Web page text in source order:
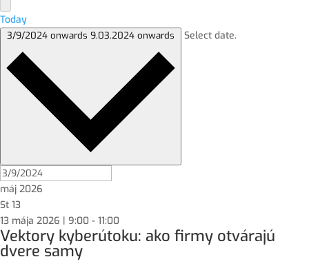
Today
3/9/2024 onwards 9.03.2024 onwards Select date.
máj 2026
St 13
13 mája 2026 | 9:00 - 11:00
Vektory kyberútoku: ako firmy otvárajú
dvere samy